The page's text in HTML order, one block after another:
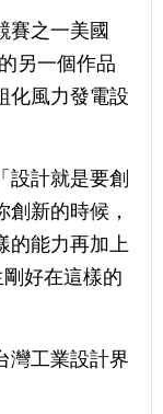
賽之一美國
另一個作品
化風力發電設
設計就是要創
新的時候，
的能力再加上
好在這樣的
灣工業設計界